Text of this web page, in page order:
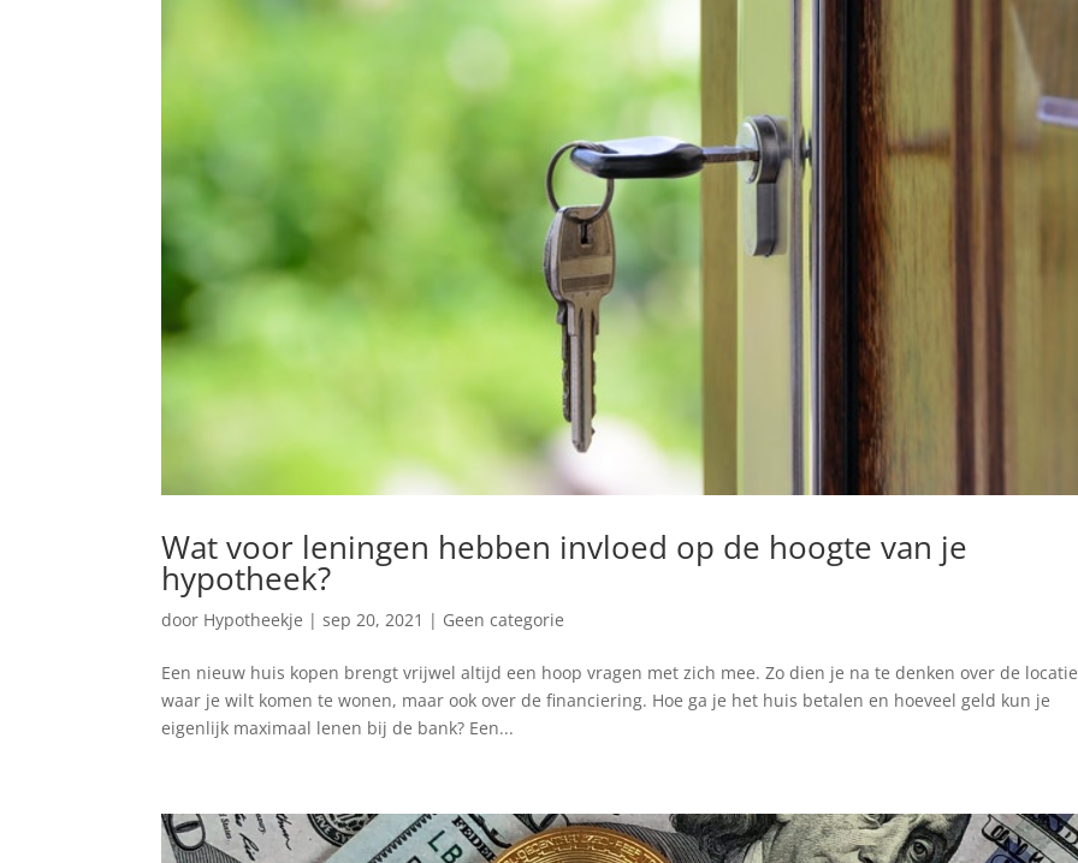
Wat voor leningen hebben invloed op de hoogte van je
hypotheek?
door Hypotheekje |sep 20, 2021 | Geen categorie
Een nieuw huis kopen brengt vrijwel altijd een hoop vragen met zich mee. Zo dien je na te denken over de locatie
waar je wilt komen te wonen, maar ook over de financiering. Hoe ga je het huis betalen en hoeveel geld kun je
eigenlijk maximaal lenen bij de bank? Een...